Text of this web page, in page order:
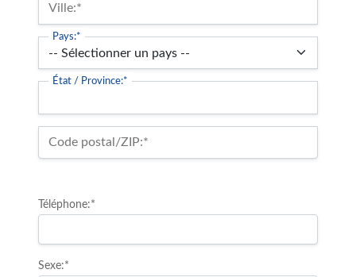
Ville:*
Pays:*
État / Province:*
Code postal/ZIP:*
Téléphone:*
Sexe:*